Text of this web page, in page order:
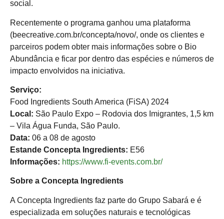
social.
Recentemente o programa ganhou uma plataforma
(beecreative.com.br/concepta/novo/, onde os clientes e
parceiros podem obter mais informações sobre o Bio
Abundância e ficar por dentro das espécies e números de
impacto envolvidos na iniciativa.
Serviço:
Food Ingredients South America (FiSA) 2024
Local: São Paulo Expo – Rodovia dos Imigrantes, 1,5 km
– Vila Água Funda, São Paulo.
Data: 06 a 08 de agosto
Estande Concepta Ingredients: E56
Informações: https://www.fi-events.com.br/
Sobre a Concepta Ingredients
A Concepta Ingredients faz parte do Grupo Sabará e é
especializada em soluções naturais e tecnológicas